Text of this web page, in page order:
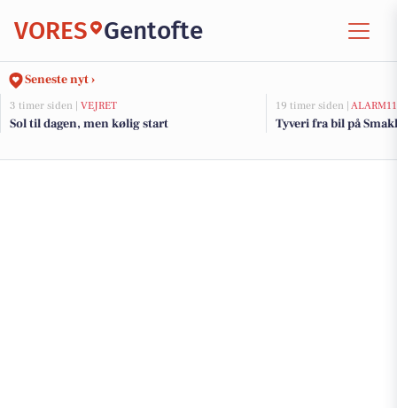
VORES Gentofte
Seneste nyt ›
3 timer siden | VEJRET
Sol til dagen, men kølig start
19 timer siden |
Tyveri fra bil på